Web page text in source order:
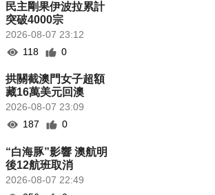
民主剛果伊波拉累計
突破4000宗
2026-08-07 23:12
118
0
拱關截澳門女子超額
藏16萬美元回澳
2026-08-07 23:09
187
0
“白海豚”影響 澳航明
後12航班取消
2026-08-07 22:49